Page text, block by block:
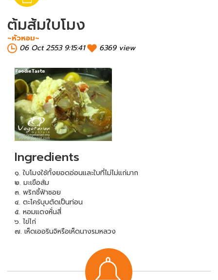
ต้มส้มใบโมง
~หัวหอม~
06 Oct 2553 9:15:41
6369 view
Ingredients
๑. ใบโมงใช้ทั้งยอดอ่อนและใบที่ไม่ไม่แก่มาก
๒. มะเขือส้ม
๓. พริกชี้ฟ้าซอย
๔. ตะไคร้บุบตัดเป็นท่อน
๕. หอมแดงหั่นสี่
๖. ไข่ไก่
๗. เห็ดเออรินจิหรือเห็ดนางรมหลวง